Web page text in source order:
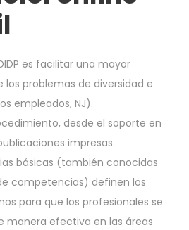
es facilitar una mayor
los problemas de diversidad e
empleados, NJ).
desde el soporte en
impresas.
básicas (también conocidas
competencias) definen los
para que los profesionales se
manera efectiva en las áreas